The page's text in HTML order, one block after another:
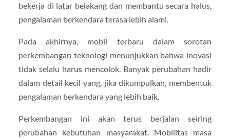
bekerja di latar belakang dan membantu secara halus,
pengalaman berkendara terasa lebih alami.
Pada akhirnya, mobil terbaru dalam sorotan
perkembangan teknologi menunjukkan bahwa inovasi
tidak selalu harus mencolok. Banyak perubahan hadir
dalam detail kecil yang, jika dikumpulkan, membentuk
pengalaman berkendara yang lebih baik.
Perkembangan ini akan terus berjalan seiring
perubahan kebutuhan masyarakat. Mobilitas masa